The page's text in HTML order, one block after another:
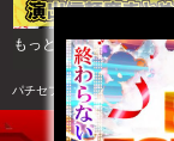
もっとみる
パチセブントップ パチンコ
【パチ7